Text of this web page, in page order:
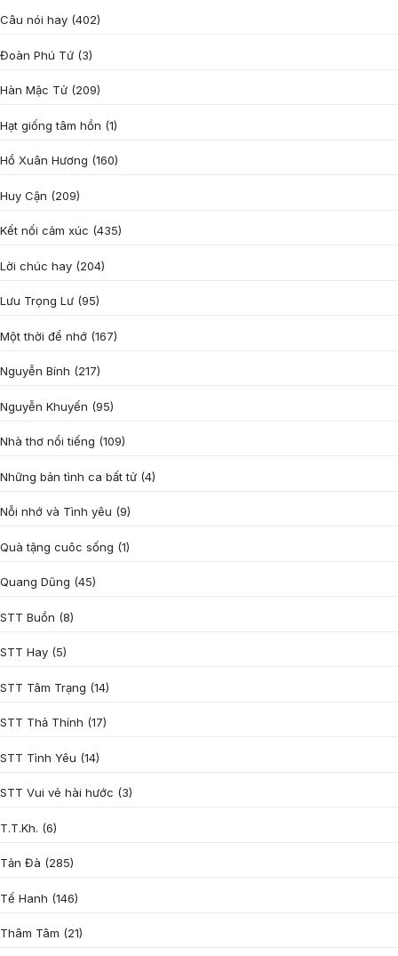
Câu nói hay (402)
Đoàn Phú Tứ (3)
Hàn Mặc Tử (209)
Hạt giống tâm hồn (1)
Hồ Xuân Hương (160)
Huy Cận (209)
Kết nối cảm xúc (435)
Lời chúc hay (204)
Lưu Trọng Lư (95)
Một thời để nhớ (167)
Nguyễn Bính (217)
Nguyễn Khuyến (95)
Nhà thơ nổi tiếng (109)
Những bản tình ca bất tử (4)
Nỗi nhớ và Tình yêu (9)
Quà tặng cuôc sống (1)
Quang Dũng (45)
STT Buồn (8)
STT Hay (5)
STT Tâm Trạng (14)
STT Thả Thính (17)
STT Tình Yêu (14)
STT Vui vẻ hài hước (3)
T.T.Kh. (6)
Tản Đà (285)
Tế Hanh (146)
Thâm Tâm (21)